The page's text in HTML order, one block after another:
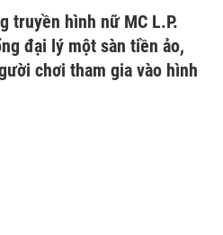
truyền hình nữ MC L.P.
đại lý một sàn tiền ảo,
chơi tham gia vào hình